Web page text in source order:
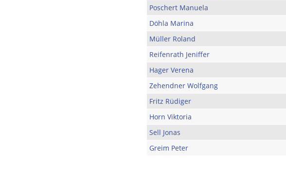
Poschert Manuela
Döhla Marina
Müller Roland
Reifenrath Jeniffer
Hager Verena
Zehendner Wolfgang
Fritz Rüdiger
Horn Viktoria
Sell Jonas
Greim Peter